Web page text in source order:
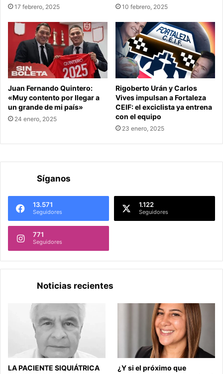
17 febrero, 2025 10 febrero, 2025
Juan Fernando Quintero:
«Muy contento por llegar a
un grande de mi país»
24 enero, 2025
Rigoberto Urán y Carlos
Vives impulsan a Fortaleza
CEIF: el exciclista ya entrena
con el equipo
23 enero, 2025
Síganos
13.571
Seguidores
1.122
Seguidores
771
Seguidores
Noticias recientes
LA PACIENTE SIQUIÁTRICA
¿Y si el próximo que